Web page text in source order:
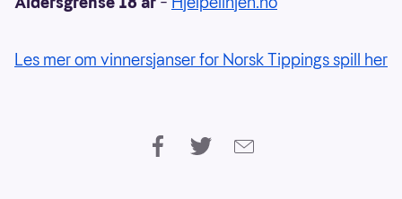
Les mer om vinnersjanser for Norsk Tippings spill her